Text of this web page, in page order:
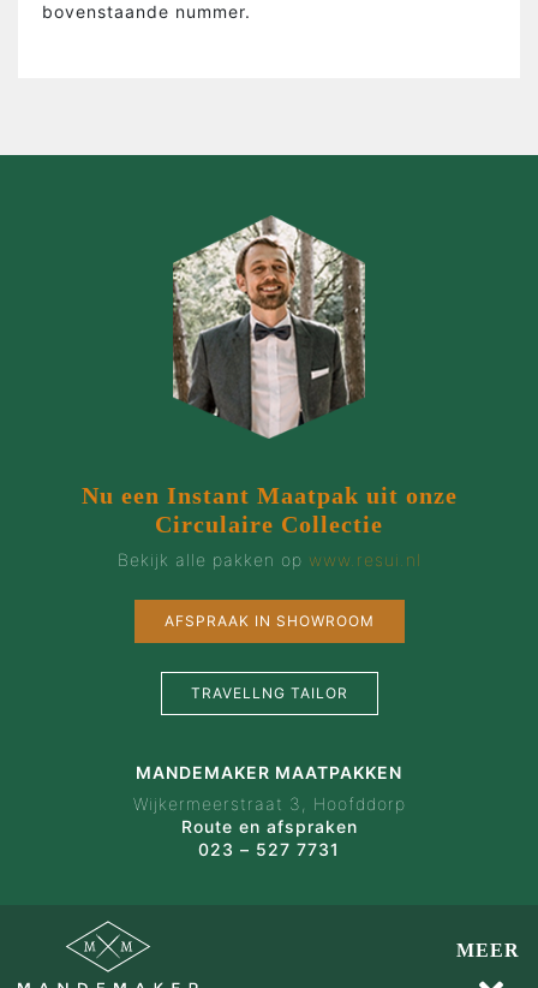
bovenstaande nummer.
Nu een Instant Maatpak uit onze
Circulaire Collectie
Bekijk alle pakken op www.resui.nl
AFSPRAAK IN SHOWROOM
TRAVELLNG TAILOR
MANDEMAKER MAATPAKKEN
Wijkermeerstraat 3, Hoofddorp
Route en afspraken
023 – 527 7731
MEER